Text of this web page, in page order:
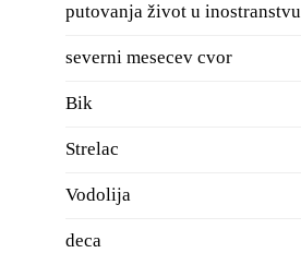
putovanja život u inostranstvu
severni mesecev cvor
Bik
Strelac
Vodolija
deca